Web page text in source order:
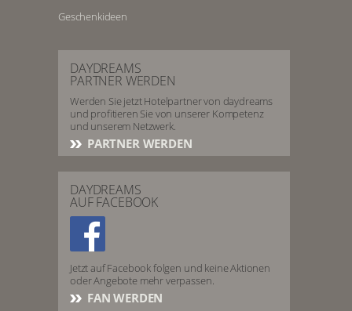
Geschenkideen
DAYDREAMS
PARTNER WERDEN
Werden Sie jetzt Hotelpartner von daydreams
und profitieren Sie von unserer Kompetenz
und unserem Netzwerk.
PARTNER WERDEN
DAYDREAMS
AUF FACEBOOK
Jetzt auf Facebook folgen und keine Aktionen
oder Angebote mehr verpassen.
FAN WERDEN